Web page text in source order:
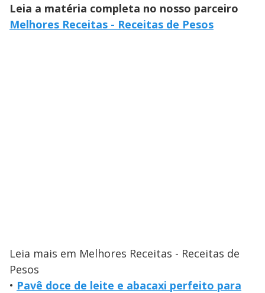
Leia a matéria completa no nosso parceiro
Melhores Receitas - Receitas de Pesos
Leia mais em Melhores Receitas - Receitas de
Pesos
• Pavê doce de leite e abacaxi perfeito para